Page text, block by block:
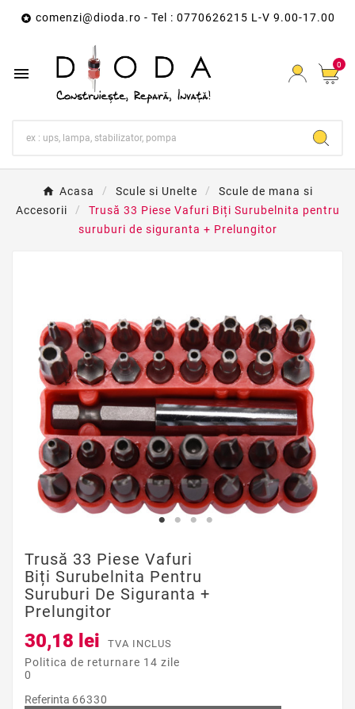
 comenzi@dioda.ro - Tel : 0770626215 L-V 9.00-17.00
 0
Acasa Scule si Unelte
Scule de mana si
Accesorii
Trusă 33 Piese Vafuri Biți Surubelnita pentru
suruburi de siguranta + Prelungitor
Trusă 33 Piese Vafuri
Biți Surubelnita Pentru
Suruburi De Siguranta +
Prelungitor
30,18 lei TVA INCLUS
Politica de returnare 14 zile
0
Referinta 66330